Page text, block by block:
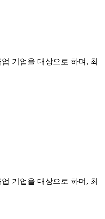
기업을 대상으로 하며, 최
기업을 대상으로 하며, 최